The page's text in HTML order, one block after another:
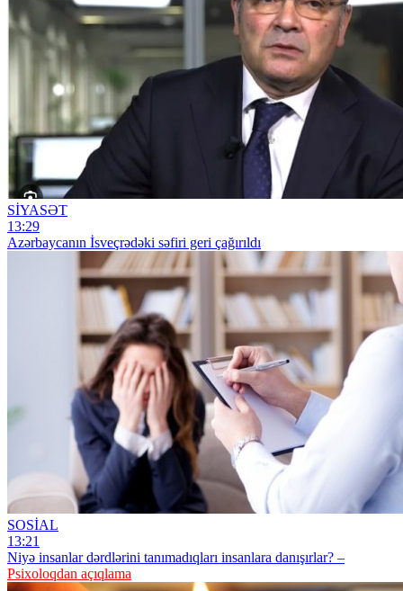
SİYASƏT
13:29
Azərbaycanın İsveçrədəki səfiri geri çağırıldı
SOSİAL
13:21
Niyə insanlar dərdlərini tanımadıqları insanlara danışırlar? –
Psixoloqdan açıqlama